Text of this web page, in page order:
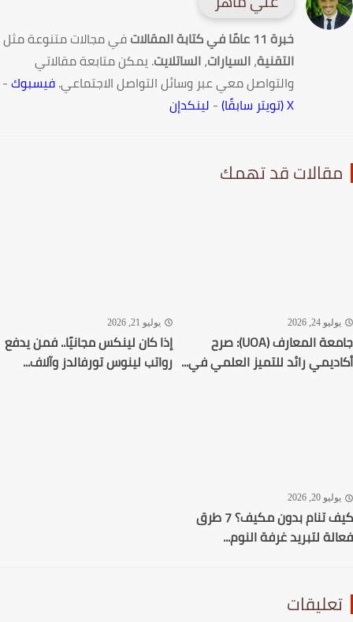
خبرة 11 عامًا في كتابة المقالات
في مجالات متنوعة مثل
التقنية،السيارات،الساتلايت. يمكن متابعة مقالاتي
والتواصل معي عبر وسائل التواصل الاجتماعي.فيسبوك-
-لينكدإن
قد تهمك
24, 2026
جامعة المعارف (UOA): صرح
رائد للتميز العلمي في...
يوليو 21, 2026
إذا كان لينكس مجانيًا.. فمن يدفع
رواتب لينوس تورفالدز وآلاف...
20, 2026
كيف تنام بدون مكيف؟ 7 طرق
لتبريد غرفة النوم...